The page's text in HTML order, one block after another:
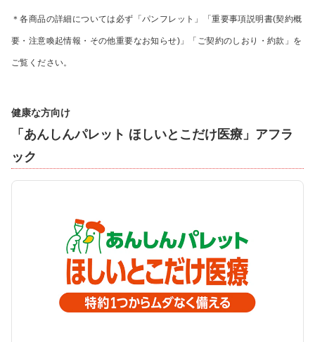
＊各商品の詳細については必ず「パンフレット」「重要事項説明書(契約概
要・注意喚起情報・その他重要なお知らせ)」「ご契約のしおり・約款」を
ご覧ください。
健康な方向け
「あんしんパレット ほしいとこだけ医療」アフラ
ック